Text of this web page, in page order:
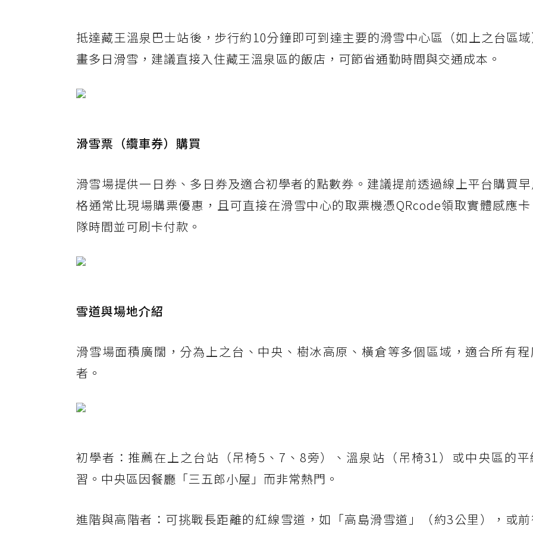
抵達藏王溫泉巴士站後，步行約10分鐘即可到達主要的滑雪中心區（如上之台區
畫多日滑雪，建議直接入住藏王溫泉區的飯店，可節省通勤時間與交通成本。
滑雪票（纜車券）購買
滑雪場提供一日券、多日券及適合初學者的點數券。建議提前透過線上平台購買
格通常比現場購票優惠，且可直接在滑雪中心的取票機憑QRcode領取實體感應
隊時間並可刷卡付款。
雪道與場地介紹
滑雪場面積廣闊，分為上之台、中央、樹冰高原、橫倉等多個區域，適合所有
者。
初學者：推薦在上之台站（吊椅5、7、8旁）、溫泉站（吊椅31）或中央區的平
習。中央區因餐廳「三五郎小屋」而非常熱門。
進階與高階者：可挑戰長距離的紅線雪道，如「高島滑雪道」（約3公里），或